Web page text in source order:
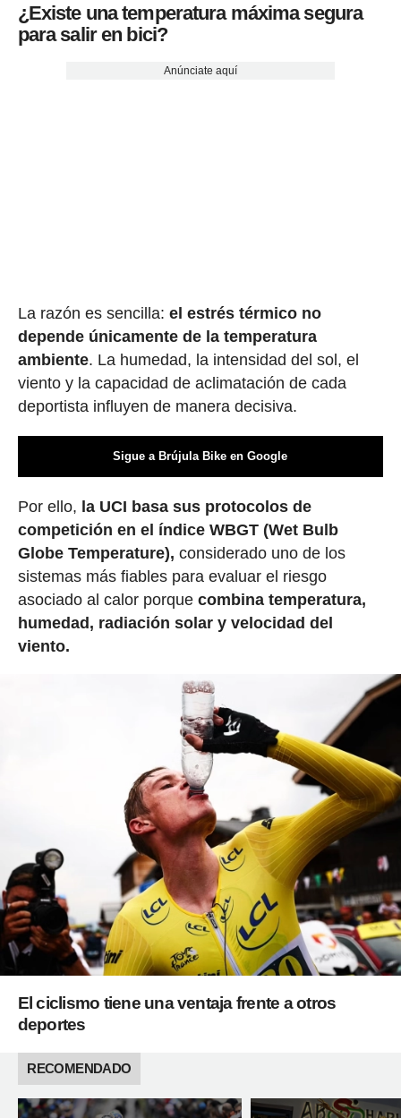
¿Existe una temperatura máxima segura
para salir en bici?
Anúnciate aquí
La razón es sencilla: el estrés térmico no
depende únicamente de la temperatura
ambiente. La humedad, la intensidad del sol, el
viento y la capacidad de aclimatación de cada
deportista influyen de manera decisiva.
Sigue a Brújula Bike en Google
Por ello, la UCI basa sus protocolos de
competición en el índice WBGT (Wet Bulb
Globe Temperature), considerado uno de los
sistemas más fiables para evaluar el riesgo
asociado al calor porque combina temperatura,
humedad, radiación solar y velocidad del
viento.
El ciclismo tiene una ventaja frente a otros
deportes
RECOMENDADO